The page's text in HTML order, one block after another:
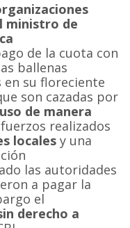
ministro de
de la cuota con
ballenas
en su floreciente
son cazadas por
de manera
realizados
locales y una
las autoridades
a pagar la
el
derecho a